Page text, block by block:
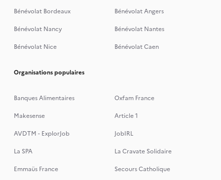
Bénévolat Bordeaux
Bénévolat Angers
Bénévolat Nancy
Bénévolat Nantes
Bénévolat Nice
Bénévolat Caen
Organisations populaires
Banques Alimentaires
Oxfam France
Makesense
Article 1
AVDTM - ExplorJob
JobIRL
La SPA
La Cravate Solidaire
Emmaüs France
Secours Catholique